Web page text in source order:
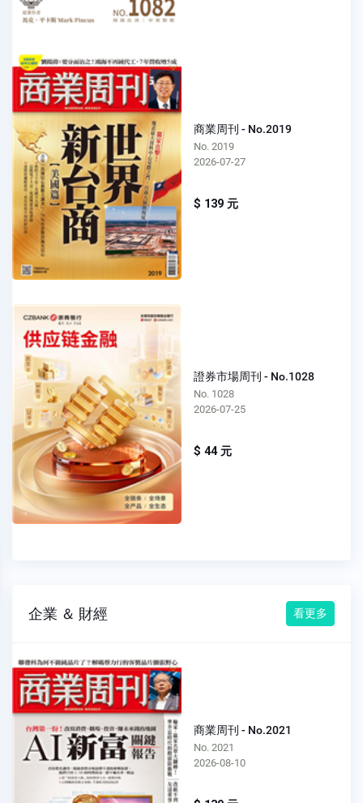
商業周刊 - No.2019
No. 2019
2026-07-27
$ 139 元
證券市場周刊 - No.1028
No. 1028
2026-07-25
$ 44 元
企業 ＆ 財經 看更多
商業周刊 - No.2021
No. 2021
2026-08-10